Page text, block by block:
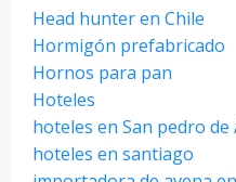
Head hunter en Chile
Hormigón prefabricado
Hornos para pan
Hoteles
hoteles en San pedro de
hoteles en santiago